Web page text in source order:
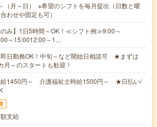
（月～日） ※希望のシフトを毎月提出（日数と曜
わせや固定も可）
み】1日5時間～OK！≪シフト例≫9:00～
～15:0012:00～1…
即日勤務OK！中旬～など開始日相談可 ★まずは
月～のスタートも歓迎！
給1450円～ 介護福祉士時給1500円～ ★日払い/
支給